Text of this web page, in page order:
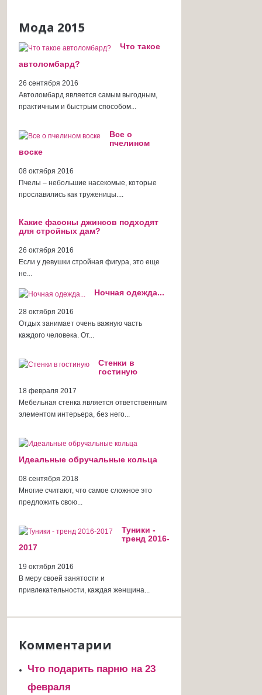
Мода 2015
Что такое
автоломбард?
26 сентября 2016
Автоломбард является самым выгодным,
практичным и быстрым способом...
Все о
пчелином
воске
08 октября 2016
Пчелы – небольшие насекомые, которые
прославились как труженицы....
Какие фасоны джинсов подходят
для стройных дам?
26 октября 2016
Если у девушки стройная фигура, это еще
не...
Ночная одежда...
28 октября 2016
Отдых занимает очень важную часть
каждого человека. От...
Cтенки в
гостиную
18 февраля 2017
Мебельная стенка является ответственным
элементом интерьера, без него...
Идеальные обручальные кольца
08 сентября 2018
Многие считают, что самое сложное это
предложить свою...
Туники -
тренд 2016-
2017
19 октября 2016
В меру своей занятости и
привлекательности, каждая женщина...
Комментарии
Что подарить парню на 23
февраля